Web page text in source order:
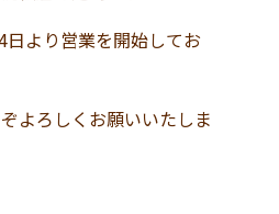
より営業を開始してお
よろしくお願いいたしま